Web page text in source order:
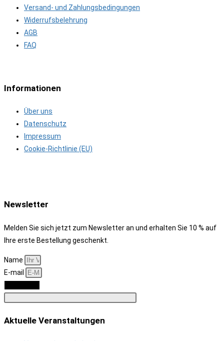
Versand- und Zahlungsbedingungen
Widerrufsbelehrung
AGB
FAQ
Informationen
Über uns
Datenschutz
Impressum
Cookie-Richtlinie (EU)
Newsletter
Melden Sie sich jetzt zum Newsletter an und erhalten Sie 10 % auf
Ihre erste Bestellung geschenkt.
Name
E-mail
Aktuelle Veranstaltungen